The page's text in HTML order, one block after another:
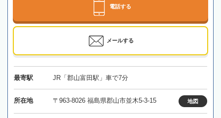
電話する
メールする
最寄駅 JR「郡山富田駅」車で7分
所在地 〒963-8026 福島県郡山市並木5-3-15 地図